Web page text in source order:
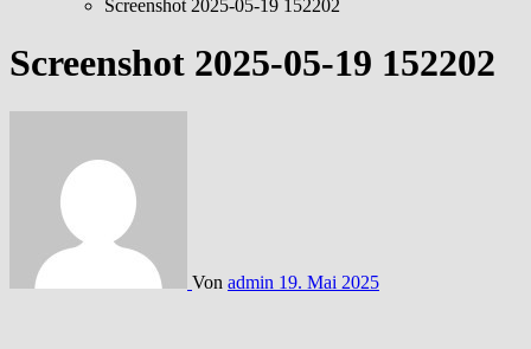
Screenshot 2025-05-19 152202
Screenshot 2025-05-19 152202
Von admin 19. Mai 2025